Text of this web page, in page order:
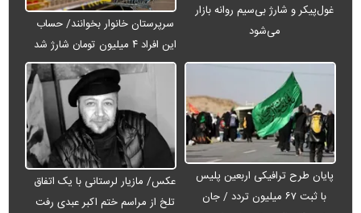
غول‌پیکر و شارژ بی‌سیم روانه بازار
می‌شود
سرپرستان خانوار بخوانند/ حساب
این افراد ۴ میلیون تومان شارژ شد
پایان طرح ترافیکی اربعین پلیس
با ثبت ۶۷ میلیون تردد / جان
عکس/ مازیار لرستانی با یک اتفاق
تلخ از مراسم ختم اکبر عبدی رفت